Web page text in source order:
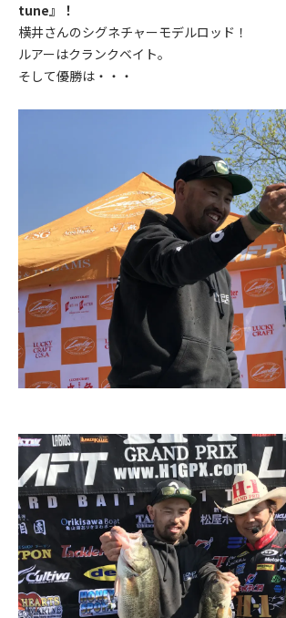
tune』！
横井さんのシグネチャーモデルロッド！
ルアーはクランクベイト。
そして優勝は・・・